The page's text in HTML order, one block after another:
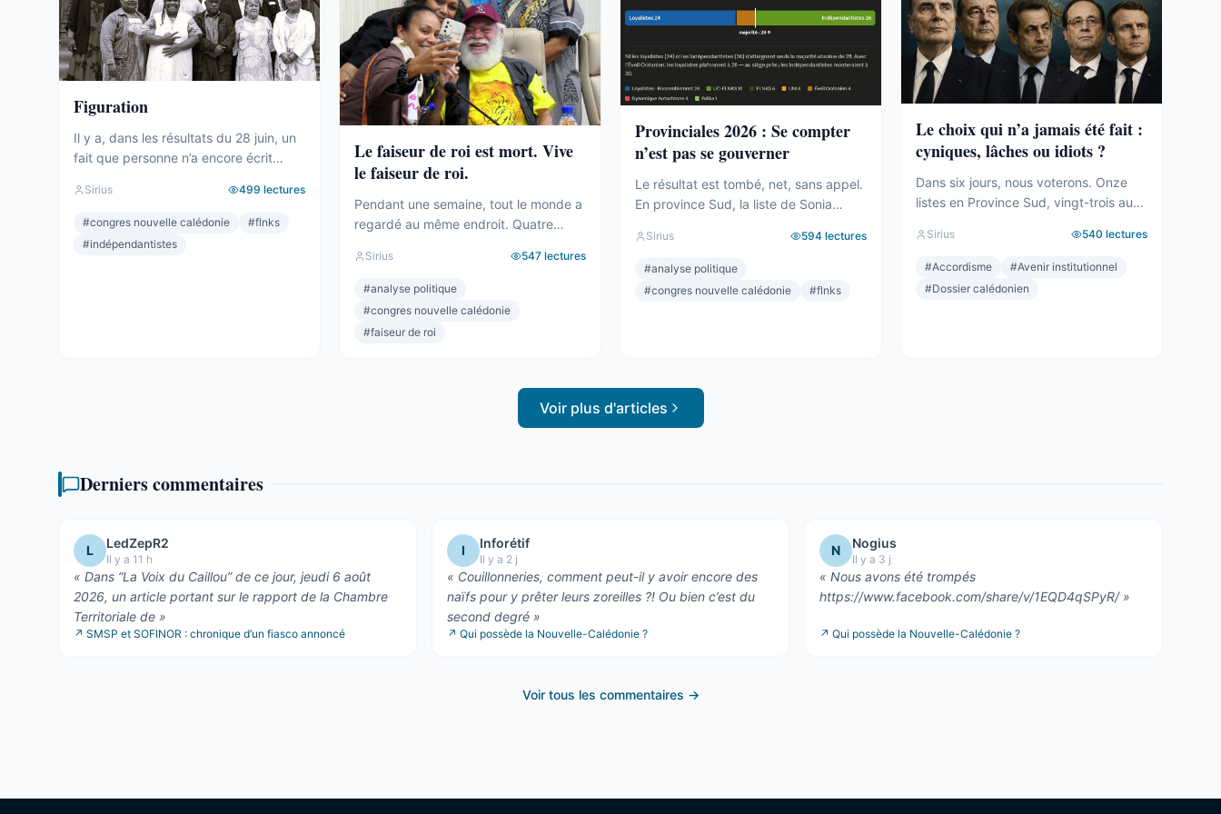
Figuration
Il y a, dans les résultats du 28 juin, un
fait que personne n’a encore écrit
obtient 19 sièges au Congrès. Dix-
neuf. C’est un chiffre respectable – le
deuxième bloc de l’hémicycle, plus
Sirius 499 lectures
#congres nouvelle calédonie #flnks
#indépendantistes
Le faiseur de roi est mort. Vive
le faiseur de roi.
Pendant une semaine, tout le monde a
regardé au même endroit. Quatre
Océanien. Le faiseur de roi, l’arbitre,
celui qui penche et fait basculer.
Depuis 2019, la formule était connue :
Sirius 547 lectures
#analyse politique
#congres nouvelle calédonie
#faiseur de roi
Provinciales 2026 : Se compter
n’est pas se gouverner
Le résultat est tombé, net, sans appel.
En province Sud, la liste de Sonia
voix, une assemblée provinciale
dominée, la droite la plus dure
pulvérisée, le centre rayé de la carte.
Sirius 594 lectures
#analyse politique
#congres nouvelle calédonie #flnks
Le choix qui n’a jamais été fait :
cyniques, lâches ou idiots ?
Dans six jours, nous voterons. Onze
listes en Province Sud, vingt-trois au
effaceront une partie des voix. Des
alliances qui se feront le soir même,
dans les couloirs, loin des électeurs.
Sirius 540 lectures
#Accordisme #Avenir institutionnel
#Dossier calédonien
Voir plus d'articles
Derniers commentaires
L LedZepR2
Il y a 11 h
« Dans “La Voix du Caillou” de ce jour, jeudi 6 août
2026, un article portant sur le rapport de la Chambre
Territoriale de »
↗ SMSP et SOFINOR : chronique d’un fiasco annoncé
I Inforétif
Il y a 2 j
« Couillonneries, comment peut-il y avoir encore des
naïfs pour y prêter leurs zoreilles ?! Ou bien c’est du
second degré »
↗ Qui possède la Nouvelle-Calédonie ?
N Nogius
Il y a 3 j
«Nous avons été trompés
https://www.facebook.com/share/v/1EQD4qSPyR/»
↗Qui possède la Nouvelle-Calédonie ?
Voir tous les commentaires →